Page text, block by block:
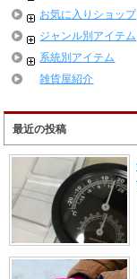
お気に入りショップ
ジャンル別アイテム
系統別アイテム
雑貨屋紹介
最近の投稿